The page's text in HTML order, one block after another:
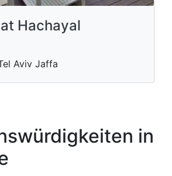
Hachayal
Aviv Jaffa
in